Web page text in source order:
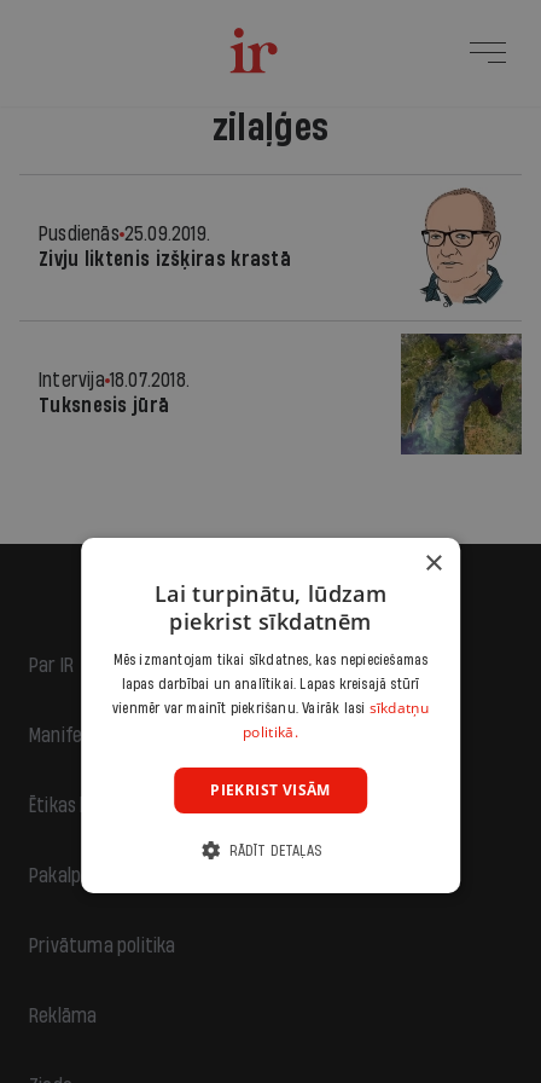
zilaļģes
Pusdienās 25.09.2019.
Zivju liktenis izšķiras krastā
Intervija 18.07.2018.
Tuksnesis jūrā
Par IR
Manifests
Ētikas kodekss
Pakalpojumu sniegšanas noteikumi
Privātuma politika
Reklāma
×
Lai turpinātu, lūdzam
piekrist sīkdatnēm
Mēs izmantojam tikai sīkdatnes, kas nepieciešamas
lapas darbībai un analītikai. Lapas kreisajā stūrī
vienmēr var mainīt piekrišanu. Vairāk lasi sīkdatņu
politikā.
PIEKRIST VISĀM
RĀDĪT DETAĻAS